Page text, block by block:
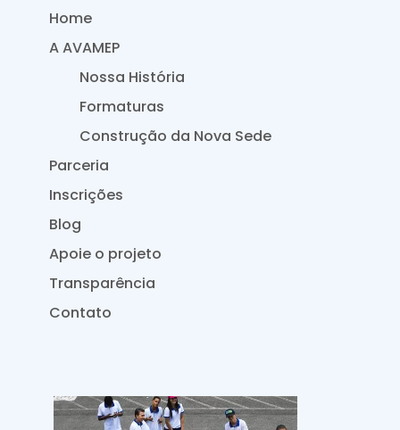
Home
A AVAMEP
Nossa História
Formaturas
Construção da Nova Sede
Parceria
Inscrições
Blog
Apoie o projeto
Transparência
Contato